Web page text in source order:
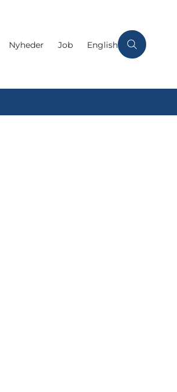
Nyheder Job English